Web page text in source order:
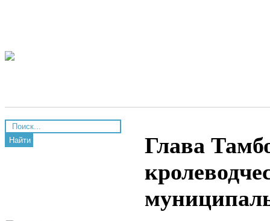
Найти
Глава